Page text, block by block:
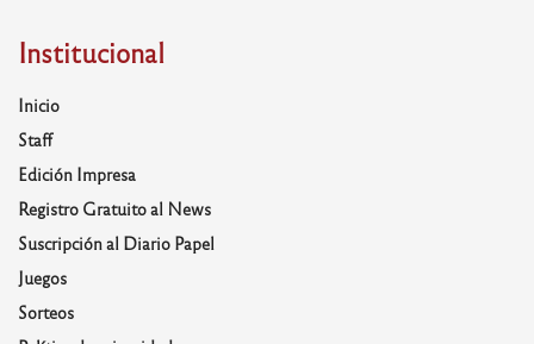
Institucional
Inicio
Staff
Edición Impresa
Registro Gratuito al News
Suscripción al Diario Papel
Juegos
Sorteos